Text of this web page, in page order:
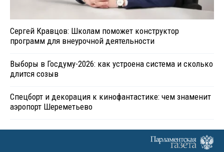
Сергей Кравцов: Школам поможет конструктор
программ для внеурочной деятельности
Выборы в Госдуму-2026: как устроена система и сколько
длится созыв
Спецборт и декорация к кинофантастике: чем знаменит
аэропорт Шереметьево